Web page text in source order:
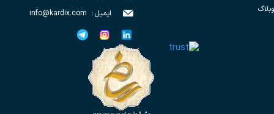
وبلاگ
ایمیل:
info@kardix.com